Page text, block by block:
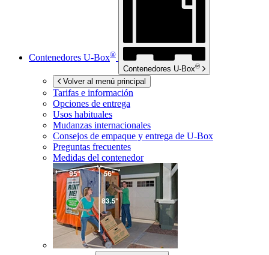
Contenedores U-Box®
Contenedores U-Box®
Volver al menú principal
Tarifas e información
Opciones de entrega
Usos habituales
Mudanzas internacionales
Consejos de empaque y entrega de U-Box
Preguntas frecuentes
Medidas del contenedor